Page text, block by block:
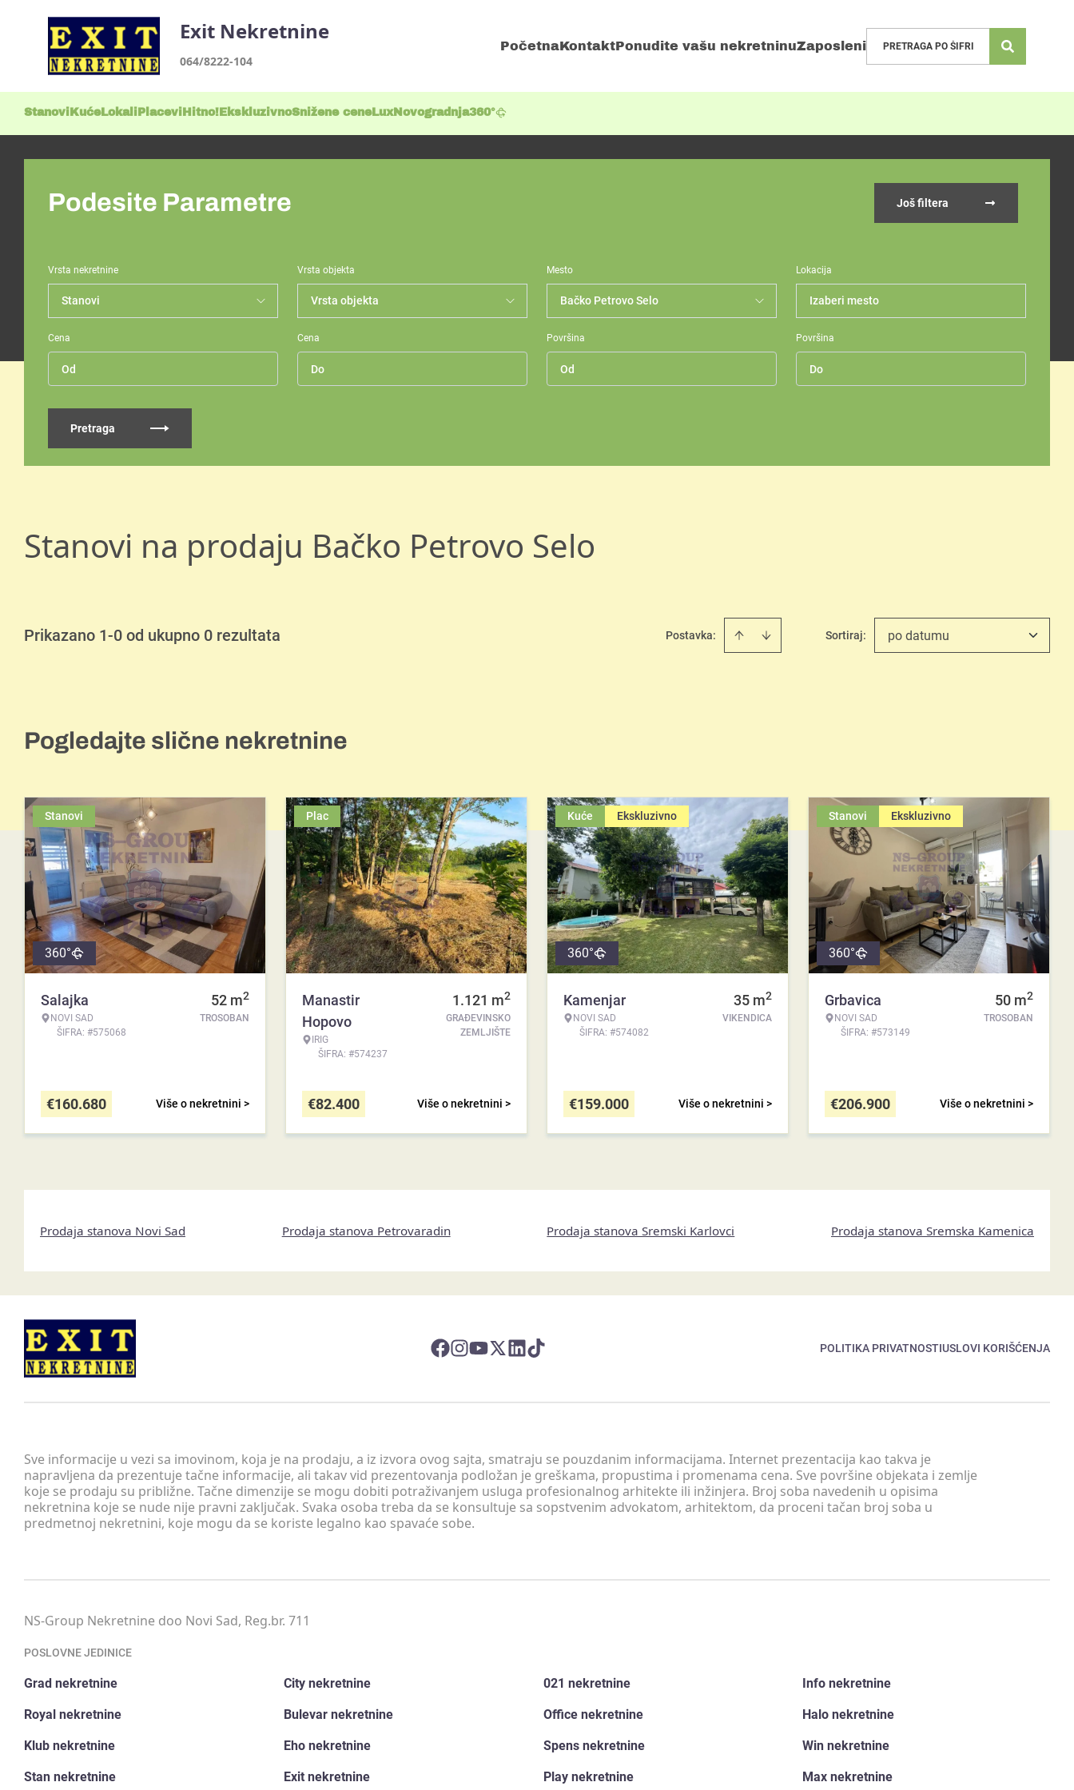
Exit Nekretnine
064/8222-104
PočetnaKontaktPonudite vašu nekretninuZaposleni
Stanovi KućeLokali Placevi Hitno! EkskluzivnoSnižene ceneLuxNovogradnja360°
Podesite Parametre Još filtera
Vrsta nekretnine Vrsta objekta Mesto Lokacija
Izaberi mesto
Cena Cena Površina Površina
Pretraga
Stanovi na prodaju Bačko Petrovo Selo
Prikazano 1-0 od ukupno 0 rezultata Postavka: Sortiraj: po datumu
Pogledajte slične nekretnine
Stanovi
360°
Salajka
NOVI SAD
ŠIFRA: #575068
52 m2
TROSOBAN
Više o nekretnini >
€160.680
Plac
Manastir
Hopovo
IRIG
ŠIFRA: #574237
1.121 m2
GRAĐEVINSKO
ZEMLJIŠTE
Više o nekretnini >
€82.400
Kuće Ekskluzivno
360°
Kamenjar
NOVI SAD
ŠIFRA: #574082
35 m2
VIKENDICA
Više o nekretnini >
€159.000
Stanovi Ekskluzivno
360°
Grbavica
NOVI SAD
ŠIFRA: #573149
50 m2
TROSOBAN
Više o nekretnini >
€206.900
Prodaja stanova Novi Sad Prodaja stanova Petrovaradin Prodaja stanova Sremski Karlovci Prodaja stanova Sremska Kamenica
POLITIKA PRIVATNOSTIUSLOVI KORIŠĆENJA
Sve informacije u vezi sa imovinom, koja je na prodaju, a iz izvora ovog sajta, smatraju se pouzdanim informacijama. Internet prezentacija kao takva je
napravljena da prezentuje tačne informacije, ali takav vid prezentovanja podložan je greškama, propustima i promenama cena. Sve površine objekata i zemlje
koje se prodaju su približne. Tačne dimenzije se mogu dobiti potraživanjem usluga profesionalnog arhitekte ili inžinjera. Broj soba navedenih u opisima
nekretnina koje se nude nije pravni zaključak. Svaka osoba treba da se konsultuje sa sopstvenim advokatom, arhitektom, da proceni tačan broj soba u
predmetnoj nekretnini, koje mogu da se koriste legalno kao spavaće sobe.
NS-Group Nekretnine doo Novi Sad, Reg.br. 711
POSLOVNE JEDINICE
Grad nekretnine City nekretnine 021 nekretnine Info nekretnine
Royal nekretnine Bulevar nekretnine Office nekretnine Halo nekretnine
Klub nekretnine Eho nekretnine Spens nekretnine Win nekretnine
Stan nekretnine Exit nekretnine Play nekretnine Max nekretnine